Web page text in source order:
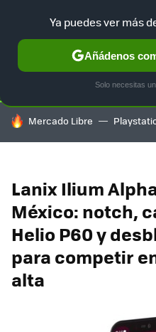
SELECCIÓN GAMING
HOY SE HABLA DE
Mercado Libre
Lanix Ilium
México: notch,
Helio P60 y
para competir
alta
Ya puedes ver más
Añádenos
Solo necesitas